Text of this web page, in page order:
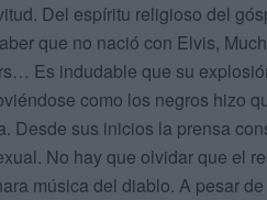
Del espíritu religioso del
que no nació con Elvis,
Es indudable que su
como los negros hizo
Desde sus inicios la prensa
No hay que olvidar que el
música del diablo. A pesar